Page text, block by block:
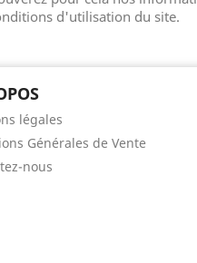
d'utilisation du site.
légales
Générales de Vente
nous